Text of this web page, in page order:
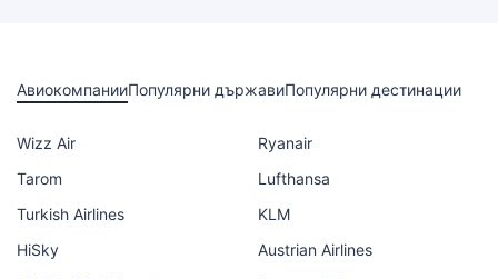
АвиокомпанииПопулярни държавиПопулярни дестинации
Wizz Air
Ryanair
Tarom
Lufthansa
Turkish Airlines
KLM
HiSky
Austrian Airlines